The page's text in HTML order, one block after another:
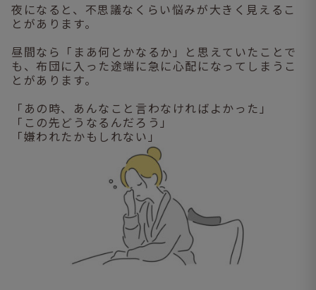
夜になると、不思議なくらい悩みが大きく見えるこ
とがあります。
昼間なら「まあ何とかなるか」と思えていたことで
も、布団に入った途端に急に心配になってしまうこ
とがあります。
「あの時、あんなこと言わなければよかった」
「この先どうなるんだろう」
「嫌われたかもしれない」